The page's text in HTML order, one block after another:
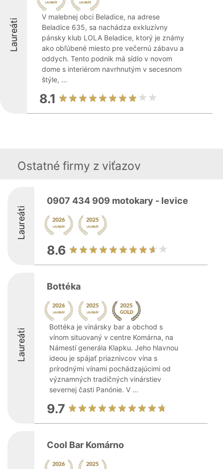
Laureáti
V malebnej obci Beladice, na adrese
Beladice 635, sa nachádza exkluzívny
pánsky klub LOLA Beladice, ktorý je známy
ako obľúbené miesto pre večernú zábavu a
oddych. Tento podnik má sídlo v novom
dome s interiérom navrhnutým v secesnom
štýle, ...
8.1
Ostatné firmy z viťazov
Laureáti
0907 434 909 motokary - levice
8.6
Laureáti
Bottéka
Bottéka je vinársky bar a obchod s
vínom situovaný v centre Komárna, na
Námestí generála Klapku. Jeho hlavnou
ideou je spájať priaznivcov vína s
prírodnými vínami pochádzajúcimi od
významných tradičných vinárstiev
severnej časti Panónie. V ...
9.7
Cool Bar Komárno